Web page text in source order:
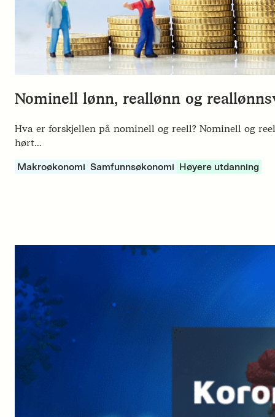
Nominell lønn, reallønn og
Hva er forskjellen på nominell og reell? Nominell og
hørt…
Makroøkonomi Samfunnsøkonomi Høyere utdanning